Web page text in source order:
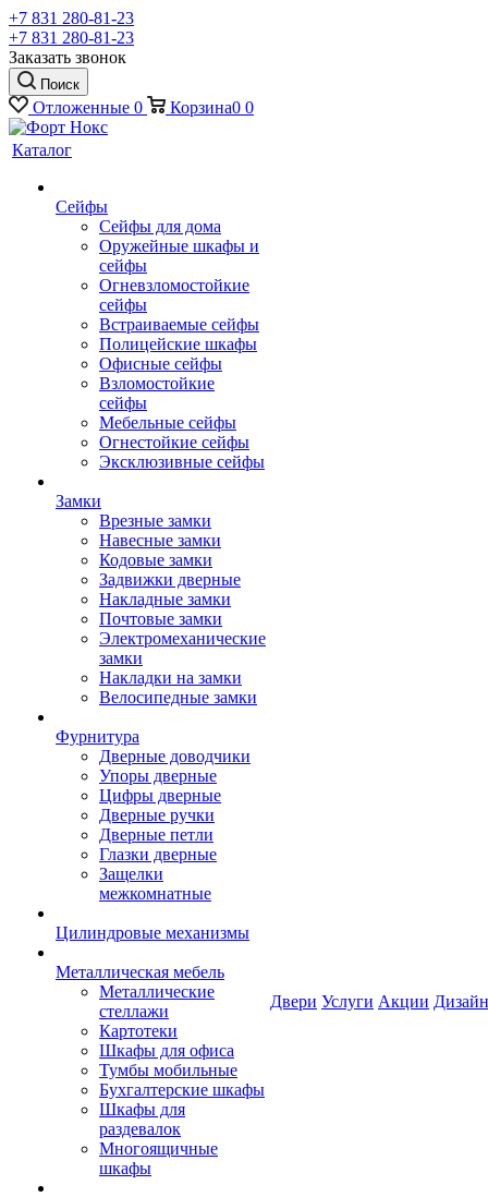
+7 831 280-81-23
+7 831 280-81-23
Заказать звонок
Поиск
Отложенные 0 Корзина0 0
Каталог
Сейфы
Сейфы для дома
Оружейные шкафы и
сейфы
Огневзломостойкие
сейфы
Встраиваемые сейфы
Полицейские шкафы
Офисные сейфы
Взломостойкие
сейфы
Мебельные сейфы
Огнестойкие сейфы
Эксклюзивные сейфы
Замки
Врезные замки
Навесные замки
Кодовые замки
Задвижки дверные
Накладные замки
Почтовые замки
Электромеханические
замки
Накладки на замки
Велосипедные замки
Фурнитура
Дверные доводчики
Упоры дверные
Цифры дверные
Дверные ручки
Дверные петли
Глазки дверные
Защелки
межкомнатные
Цилиндровые механизмы
Металлическая мебель
Металлические
стеллажи
Картотеки
Шкафы для офиса
Тумбы мобильные
Бухгалтерские шкафы
Шкафы для
раздевалок
Многоящичные
шкафы
Двери Услуги Акции